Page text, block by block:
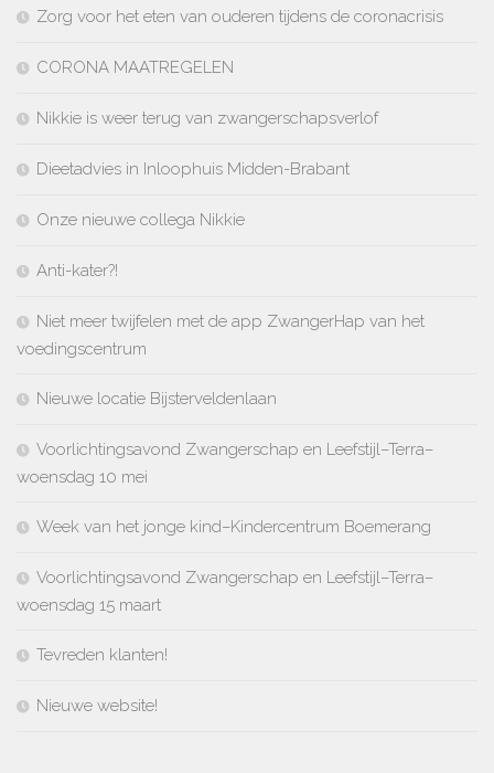
Zorg voor het eten van ouderen tijdens de coronacrisis
CORONA MAATREGELEN
Nikkie is weer terug van zwangerschapsverlof
Dieetadvies in Inloophuis Midden-Brabant
Onze nieuwe collega Nikkie
Anti-kater?!
Niet meer twijfelen met de app ZwangerHap van het
voedingscentrum
Nieuwe locatie Bijsterveldenlaan
Voorlichtingsavond Zwangerschap en Leefstijl–Terra–
woensdag 10 mei
Week van het jonge kind–Kindercentrum Boemerang
Voorlichtingsavond Zwangerschap en Leefstijl–Terra–
woensdag 15 maart
Tevreden klanten!
Nieuwe website!